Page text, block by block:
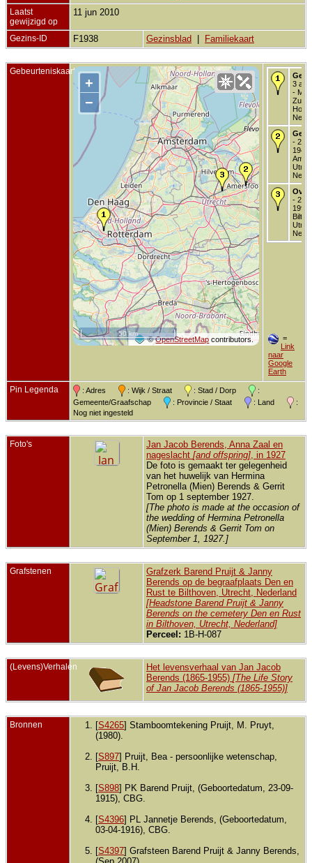
Laatst
gewijzigd op
11 jun 2010
Gezins-ID F1938 Gezinsblad Familiekaart
Gebeurteniskaart
+
−
©OpenStreetMap contributors.
50 km
3 apr
-
Zuid-
- 22
1946
- 24
1997
=
Link
naar
Google
Earth
Pin Legenda : Adres : Wijk / Straat : Stad / Dorp
:
Gemeente/Graafschap
: Provincie / Staat : Land
:
Nog niet ingesteld
Foto's
Jan Jacob Berends, Anna Zaal en
nageslacht [and offspring], in 1927
De foto is gemaakt ter gelegenheid
van het huwelijk van Hermina
Petronella (Mien) Berends & Gerrit
Tom op 1 september 1927.
[The photo is made at the occasion of
the wedding of Hermina Petronella
(Mien) Berends & Gerrit Tom on
September 1, 1927.]
Grafstenen
Grafzerk Barend Pruijt & Janny
Berends op de begraafplaats Den en
Rust te Bilthoven, Utrecht, Nederland
[Headstone Barend Pruijt & Janny
Berends on the cemetery Den en Rust
in Bilthoven, Utrecht, Nederland]
Perceel: 1B-H-087
(Levens)Verhalen
Het levensverhaal van Jan Jacob
Berends (1865-1955) [The Life Story
of Jan Jacob Berends (1865-1955)]
Bronnen [S4265] Stamboomtekening Pruijt, M. Pruyt,
(1980).
[S897] Pruijt, Bea - persoonlijke wetenschap,
Pruijt, B.H.
[S898] PK Barend Pruijt, (Geboortedatum, 23-09-
1915), CBG.
[S4396] PL Jannetje Berends, (Geboortedatum,
03-04-1916), CBG.
[S4397] Grafsteen Barend Pruijt & Janny Berends,